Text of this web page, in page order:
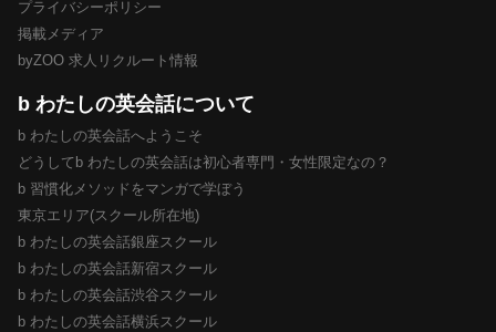
プライバシーポリシー
掲載メディア
byZOO 求人リクルート情報
b わたしの英会話について
b わたしの英会話へようこそ
どうしてb わたしの英会話は初心者専門・女性限定なの？
b 習慣化メソッドをマンガで学ぼう
東京エリア(スクール所在地)
b わたしの英会話銀座スクール
b わたしの英会話新宿スクール
b わたしの英会話渋谷スクール
b わたしの英会話横浜スクール